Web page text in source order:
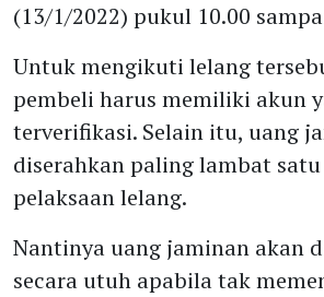
(13/1/2022) pukul 10.00
Untuk mengikuti lelang
pembeli harus memiliki akun
terverifikasi. Selain itu, uang
diserahkan paling lambat
pelaksaan lelang.
Nantinya uang jaminan akan
secara utuh apabila tak